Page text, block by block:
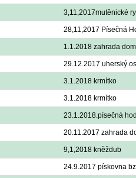
3,11,2017mutěnické
28,11,2017 Písečná
1.1.2018 zahrada
29.12.2017 uherský
3.1.2018 krmítko
3.1.2018 krmítko
23.1.2018.písečná
20.11.2017 zahrada
9,1,2018 kněždub
24.9.2017 pískovna